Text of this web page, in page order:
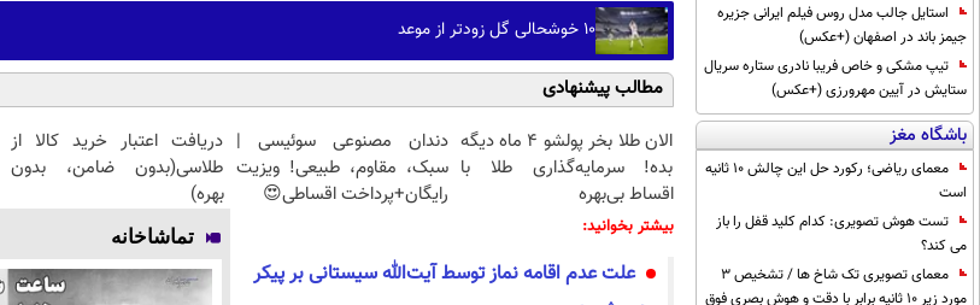
استایل جالب مدل روس فیلم ایرانی جزیره
جیمز باند در اصفهان (+عکس)
تیپ مشکی و خاص فریبا نادری ستاره سریال
ستایش در آیین مهرورزی (+عکس)
باشگاه مغز
معمای ریاضی؛ رکورد حل این چالش 10 ثانیه
است
تست هوش تصویری: کدام کلید قفل را باز
می کند؟
معمای تصویری تک شاخ ها / تشخیص 3
مورد زیر 10 ثانیه برابر با دقت و هوش بصری فوق
۱۰ خوشحالی گل زودتر از موعد
مطالب پیشنهادی
الان طلا بخر پولشو 4 ماه دیگه
بده! سرمایه‌گذاری طلا با
اقساط بی‌بهره
دندان مصنوعی سوئیسی |
سبک، مقاوم، طبیعی! ویزیت
رایگان+پرداخت اقساطی😍
دریافت اعتبار خرید کالا از
طلاسی(بدون ضامن، بدون
بهره)
بیشتر بخوانید:
علت عدم اقامه نماز توسط آیت‌الله سیستانی بر پیکر
تماشاخانه